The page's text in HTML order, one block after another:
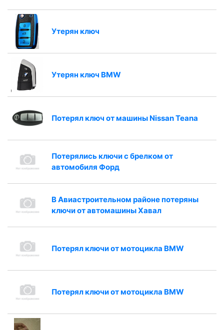
Утерян ключ
Утерян ключ BMW
Потерял ключ от машины Nissan Teana
Потерялись ключи с брелком от
автомобиля Форд
В Авиастроительном районе потеряны
ключи от автомашины Хавал
Потерял ключи от мотоцикла BMW
Потерял ключи от мотоцикла BMW